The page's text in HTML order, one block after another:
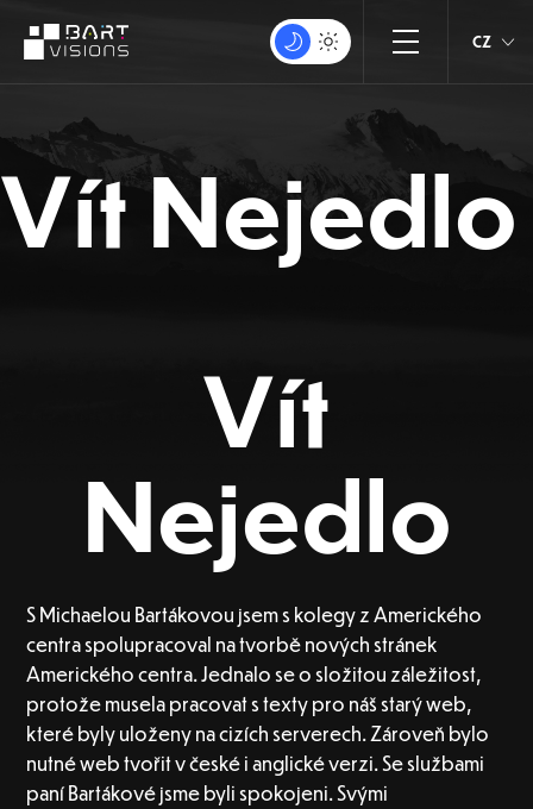
CZ
Vít Nejedlo
Vít
Nejedlo
S Michaelou Bartákovou jsem s kolegy z Amerického
centra spolupracoval na tvorbě nových stránek
Amerického centra. Jednalo se o složitou záležitost,
protože musela pracovat s texty pro náš starý web,
které byly uloženy na cizích serverech. Zároveň bylo
nutné web tvořit v české i anglické verzi. Se službami
paní Bartákové jsme byli spokojeni. Svými